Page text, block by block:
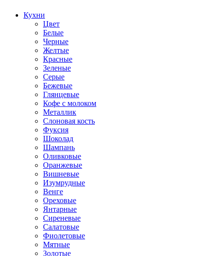
Кухни
Цвет
Белые
Черные
Желтые
Красные
Зеленые
Серые
Бежевые
Глянцевые
Кофе с молоком
Металлик
Слоновая кость
Фуксия
Шоколад
Шампань
Оливковые
Оранжевые
Вишневые
Изумрудные
Венге
Ореховые
Янтарные
Сиреневые
Салатовые
Фиолетовые
Мятные
Золотые